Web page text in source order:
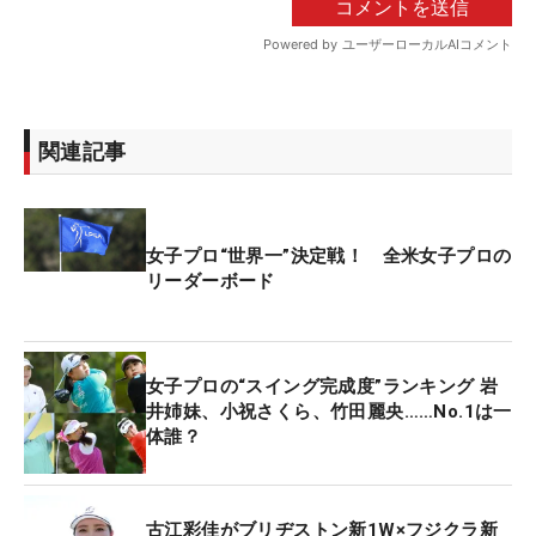
関連記事
女子プロ“世界一”決定戦！ 全米女子プロの
リーダーボード
女子プロの“スイング完成度”ランキング 岩
井姉妹、小祝さくら、竹田麗央……No.1は一
体誰？
古江彩佳がブリヂストン新1W×フジクラ新